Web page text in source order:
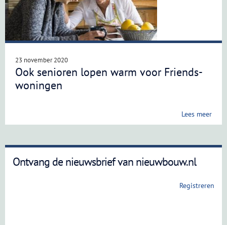
23 november 2020
Ook senioren lopen warm voor Friends-
woningen
Lees meer
Ontvang de nieuwsbrief van nieuwbouw.nl
Registreren